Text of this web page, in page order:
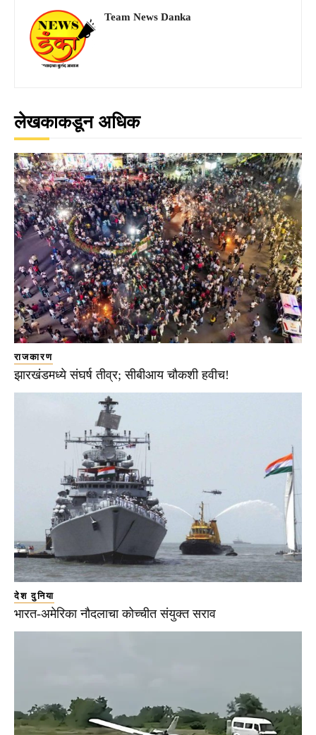
Team News Danka
लेखकाकडून अधिक
राजकारण
झारखंडमध्ये संघर्ष तीव्र; सीबीआय चौकशी हवीच!
देश दुनिया
भारत-अमेरिका नौदलाचा कोच्चीत संयुक्त सराव